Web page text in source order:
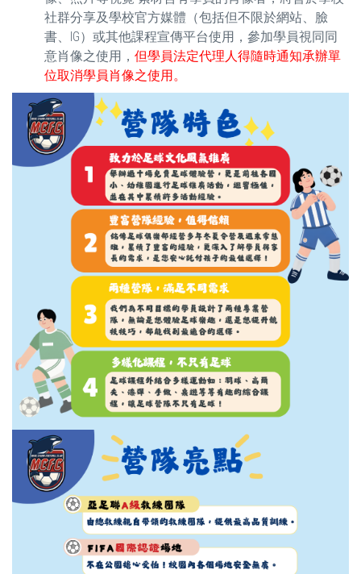
社群分享及學校官方媒體（包括但不限於網站、臉
書、IG）或其他課程宣傳平台使用，參加學員視同同
意肖像之使用， 但學員法定代理人得隨時通知承辦單
位取消學員肖像之使用。